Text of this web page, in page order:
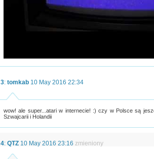
3: tomkab 10 May 2016 22:34
wow! ale super...atari w internecie! :) czy w Polsce są
Szwajcarii i Holandii
4: QTZ 10 May 2016 23:16 zmieniony